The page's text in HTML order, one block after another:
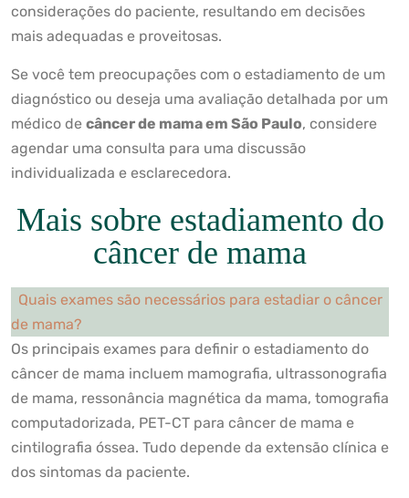
considerações do paciente, resultando em decisões
mais adequadas e proveitosas.
Se você tem preocupações com o estadiamento de um
diagnóstico ou deseja uma avaliação detalhada por um
médico de câncer de mama em São Paulo, considere
agendar uma consulta para uma discussão
individualizada e esclarecedora.
Mais sobre estadiamento do
câncer de mama
Quais exames são necessários para estadiar o câncer
de mama?
Os principais exames para definir o estadiamento do
câncer de mama incluem mamografia, ultrassonografia
de mama, ressonância magnética da mama, tomografia
computadorizada, PET-CT para câncer de mama e
cintilografia óssea. Tudo depende da extensão clínica e
dos sintomas da paciente.